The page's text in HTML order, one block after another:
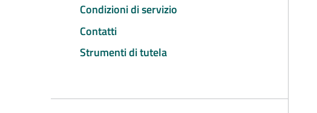
Condizioni di servizio
Contatti
Strumenti di tutela